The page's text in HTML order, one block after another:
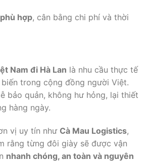
hợp, cân bằng chi phí và thời
Nam đi Hà Lan là nhu cầu thực tế
trong cộng đồng người Việt.
bảo quản, không hư hỏng, lại thiết
hàng ngày.
vị uy tín như Cà Mau Logistics,
rằng từng đôi giày sẽ được vận
nhanh chóng, an toàn và nguyên